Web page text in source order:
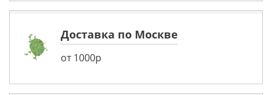
Доставка по Москве
от 1000р